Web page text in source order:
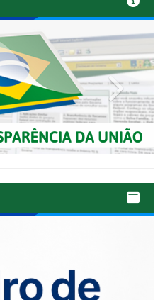
Next